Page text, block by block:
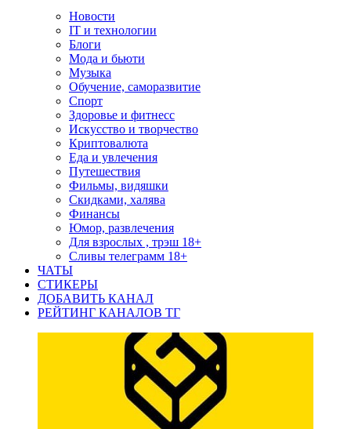
Новости
IT и технологии
Блоги
Мода и бьюти
Музыка
Обучение, саморазвитие
Спорт
Здоровье и фитнесс
Искусство и творчество
Криптовалюта
Еда и увлечения
Путешествия
Фильмы, видяшки
Скидками, халява
Финансы
Юмор, развлечения
Для взрослых , трэш 18+
Сливы телеграмм 18+
ЧАТЫ
СТИКЕРЫ
ДОБАВИТЬ КАНАЛ
РЕЙТИНГ КАНАЛОВ ТГ